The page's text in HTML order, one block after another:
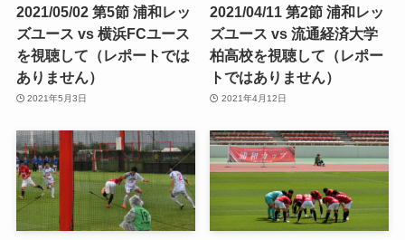
2021/05/02 第5節 浦和レッ
ズユース vs 横浜FCユース
を視聴して（レポートでは
ありません）
2021年5月3日
2021/04/11 第2節 浦和レッ
ズユース vs 流通経済大学
柏高校を視聴して（レポー
トではありません）
2021年4月12日